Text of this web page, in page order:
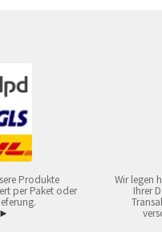
Produkte
per Paket oder
Wir legen
Ihrer